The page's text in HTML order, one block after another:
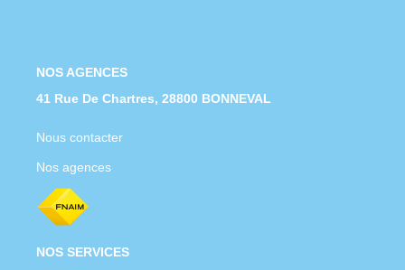
NOS AGENCES
41 Rue De Chartres, 28800 BONNEVAL
Nous contacter
Nos agences
NOS SERVICES